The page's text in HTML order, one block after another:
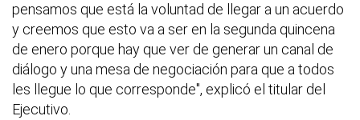
pensamos que está la voluntad de llegar a un acuerdo
y creemos que esto va a ser en la segunda quincena
de enero porque hay que ver de generar un canal de
diálogo y una mesa de negociación para que a todos
les llegue lo que corresponde", explicó el titular del
Ejecutivo.